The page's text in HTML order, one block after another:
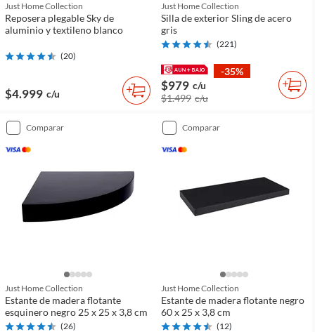
Just Home Collection
Reposera plegable Sky de
aluminio y textileno blanco
(20)
$4.999 c/u
Just Home Collection
Silla de exterior Sling de acero
gris
(221)
-35%
$979 c/u
$1.499 c/u
comparar
Just Home Collection
Estante de madera flotante
esquinero negro 25 x 25 x 3,8 cm
(26)
comparar
Just Home Collection
Estante de madera flotante negro
60 x 25 x 3,8 cm
(12)